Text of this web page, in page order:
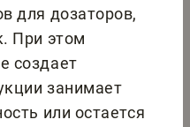
для дозаторов,
При этом
создает
занимает
или остается